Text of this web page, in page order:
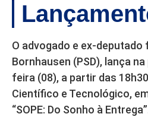
O advogado e ex-deputado
Bornhausen (PSD), lança
feira (08), a partir das
Científico e Tecnológico,
“SOPE: Do Sonho à